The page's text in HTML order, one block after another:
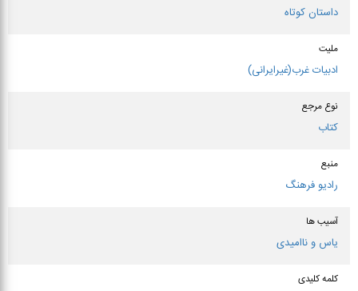
داستان کوتاه
ملیت
ادبیات غرب(غیرایرانی)
نوع مرجع
کتاب
منبع
رادیو فرهنگ
آسیب ها
یاس و ناامیدی
کلمه کلیدی